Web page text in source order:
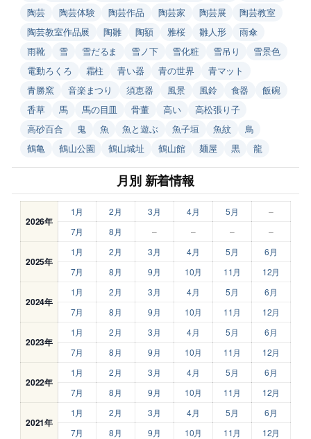
陶芸
陶芸体験 陶芸作品 陶芸家 陶芸展
陶芸教室
陶芸教室作品展
陶雛 陶額 雅桜 雛人形
雨傘
雨靴
雪 雪だるま 雪ノ下 雪化粧 雪吊り
雪景色
電動ろくろ
霜柱 青い器 青の世界
青マット
青勝窯
音楽まつり 須恵器 風景 風鈴 食器
飯碗
香草
馬 馬の目皿 骨董 高い
高松張り子
高砂百合
鬼 魚 魚と遊ぶ 魚子垣 魚紋
鳥
鶴亀
鶴山公園 鶴山城址 鶴山館 麺屋 黒 龍
月別 新着情報
2026年
1月 2月 3月 4月 5月
–
7月
8月 – – – –
2025年
1月 2月 3月 4月 5月
6月
7月
8月 9月 10月 11月 12月
2024年
1月 2月 3月 4月 5月
6月
7月
8月 9月 10月 11月 12月
2023年
1月 2月 3月 4月 5月
6月
7月
8月 9月 10月 11月 12月
2022年
1月 2月 3月 4月 5月
6月
7月
8月 9月 10月 11月 12月
2021年
1月 2月 3月 4月 5月
6月
7月
8月 9月 10月 11月 12月